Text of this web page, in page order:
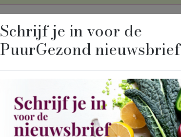
Winkel
Schrijf je in voor de
PuurGezond nieuwsbrief